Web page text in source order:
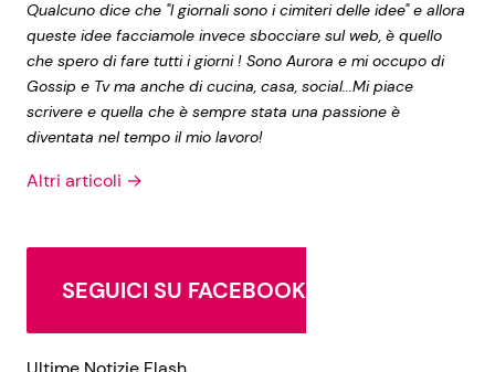
Qualcuno dice che "I giornali sono i cimiteri delle idee" e allora
queste idee facciamole invece sbocciare sul web, è quello
che spero di fare tutti i giorni ! Sono Aurora e mi occupo di
Gossip e Tv ma anche di cucina, casa, social...Mi piace
scrivere e quella che è sempre stata una passione è
diventata nel tempo il mio lavoro!
Altri articoli →
SEGUICI SU FACEBOOK